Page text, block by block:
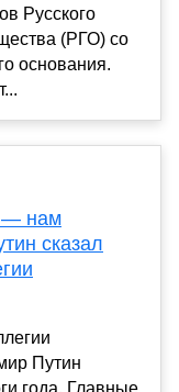
Русского
(РГО) со
основания.
— нам
сказал
Путин